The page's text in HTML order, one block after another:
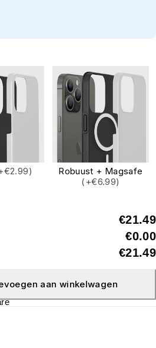
Robuust + Magsafe
(+€6.99)
€21.49
€0.00
€21.49
aan winkelwagen